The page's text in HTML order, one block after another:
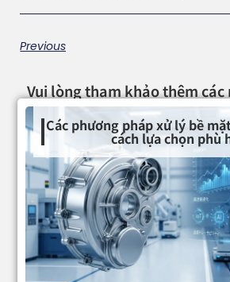
Previous
Vui lòng tham khảo thêm
Các phương pháp xử lý bề
cách lựa chọn phù